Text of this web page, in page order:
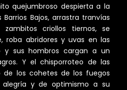
quejumbroso despierta a la
Bajos, arrastra tranvías
zambitos criollos tiernos, se
roba abridores y uvas en las
y sus hombros cargan a un
Y el chisporroteo de las
los cohetes de los fuegos
alegría y de optimismo a su